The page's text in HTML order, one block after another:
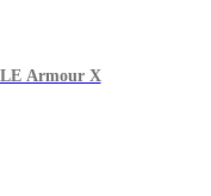
Armour X